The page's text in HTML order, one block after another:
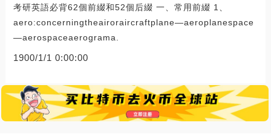
考研英語必背62個前綴和52個后綴 一、常用前綴 1、
aero:concerningtheairoraircraftplane—aeroplanespace
—aerospaceaerograma.
1900/1/1 0:00:00